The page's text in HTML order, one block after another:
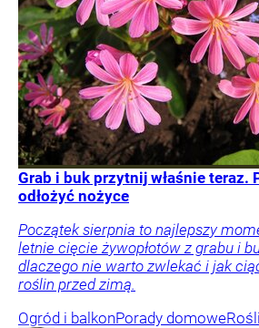
Grab i buk przytnij właśnie teraz.
odłożyć nożyce
Początek sierpnia to najlepszy
letnie cięcie żywopłotów z grabu i
dlaczego nie warto zwlekać i jak
roślin przed zimą.
Ogród i balkonPorady domowe